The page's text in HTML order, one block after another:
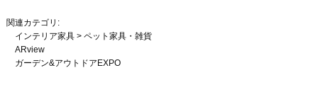
関連カテゴリ:
インテリア家具> ペット家具・雑貨
ARview
ガーデン&アウトドアEXPO